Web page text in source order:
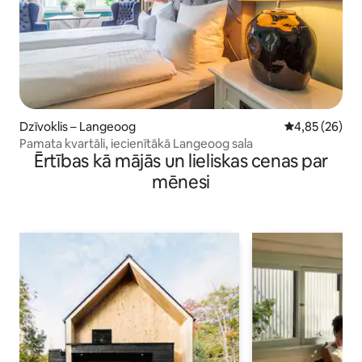
Dzīvoklis – Langeoog Vidējais
4,85 (26)
Pamata kvartāli, iecienītākā Langeoog sala
Ērtības kā mājās un lieliskas cenas par
mēnesi